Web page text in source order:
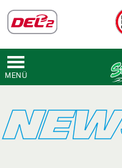
MENÜ